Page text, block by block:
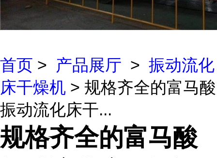
首页 > 产品展厅 > 振动流化
床干燥机 > 规格齐全的富马酸
振动流化床干...
规格齐全的富马酸